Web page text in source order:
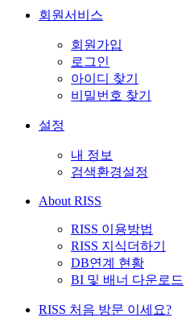
회원서비스
회원가입
로그인
아이디 찾기
비밀번호 찾기
설정
내 정보
검색환경설정
About RISS
RISS 이용방법
RISS 지식더하기
DB연계 현황
BI 및 배너 다운로드
RISS 처음 방문 이세요?